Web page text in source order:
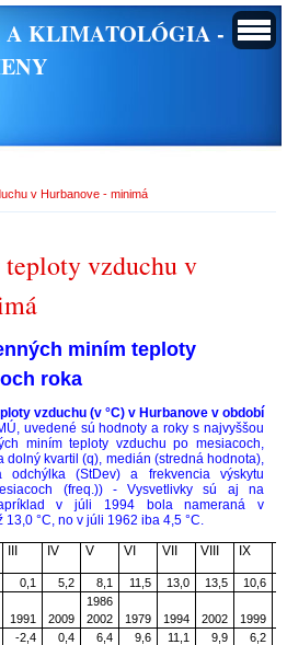
A KLIMATOLÓGIA -
v Hurbanove - minimá
vzduchu v
miním teploty
roka
vzduchu (v °C) v Hurbanove v období
uvedené sú hodnoty a roky s najvyššou
miním teploty vzduchu po mesiacoch,
dolný kvartil (q), medián (stredná hodnota),
odchýlka (StDev) a frekvencia výskytu
(freq.)) - Vysvetlivky sú aj na
v júli 1994 bola nameraná v
°C, no v júli 1962 iba 4,5 °C.
IV V VI VII VIII IX
0,1 5,2 8,1 11,5 13,0 13,5 10,6
1991 2009
1986
2002
1979 1994 2002 1999
-2,4 0,4 6,4 9,6 11,1 9,9 6,2